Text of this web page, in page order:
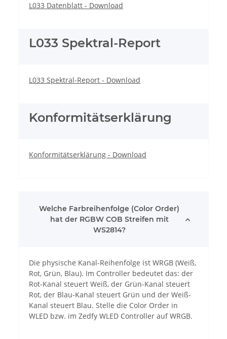
L033 Datenblatt - Download
L033 Spektral-Report
L033 Spektral-Report - Download
Konformitätserklärung
Konformitätserklärung - Download
Welche Farbreihenfolge (Color Order)
hat der RGBW COB Streifen mit
WS2814?
Die physische Kanal-Reihenfolge ist WRGB (Weiß,
Rot, Grün, Blau). Im Controller bedeutet das: der
Rot-Kanal steuert Weiß, der Grün-Kanal steuert
Rot, der Blau-Kanal steuert Grün und der Weiß-
Kanal steuert Blau. Stelle die Color Order in
WLED bzw. im Zedfy WLED Controller auf WRGB.